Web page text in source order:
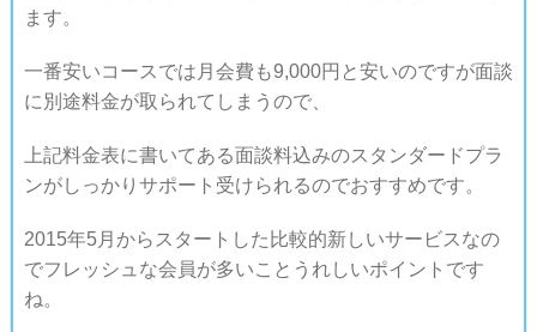
ます。
一番安いコースでは月会費も9,000円と安いのですが面談
に別途料金が取られてしまうので、
上記料金表に書いてある面談料込みのスタンダードプラ
ンがしっかりサポート受けられるのでおすすめです。
2015年5月からスタートした比較的新しいサービスなの
でフレッシュな会員が多いことうれしいポイントです
ね。